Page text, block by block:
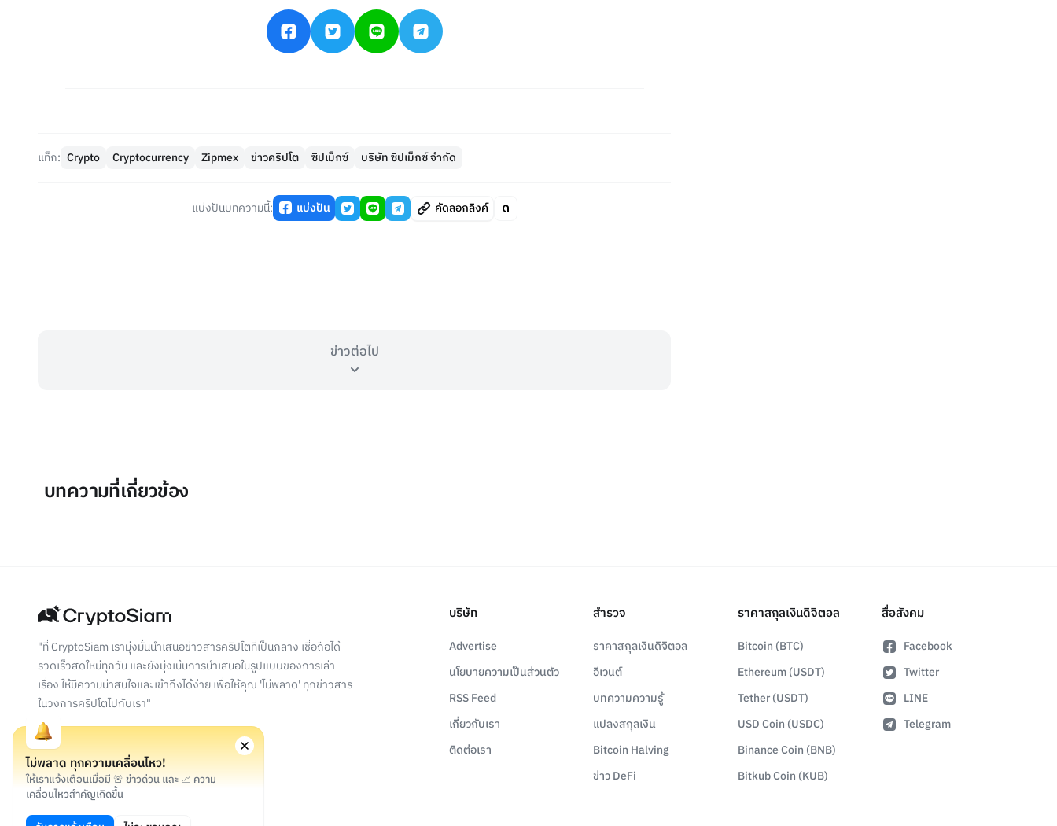
แท็ก: Crypto Cryptocurrency Zipmex ข่าวคริปโต ซิปเม็กซ์ บริษัท ซิปเม็กซ์ จำกัด
แบ่งปันบทความนี้: แบ่งปัน คัดลอกลิงค์
ข่าวต่อไป
บทความที่เกี่ยวข้อง
"ที่ CryptoSiam เรามุ่งมั่นนำเสนอข่าวสารคริปโตที่เป็นกลาง เชื่อถือได้
รวดเร็วสดใหม่ทุกวัน และยังมุ่งเน้นการนำเสนอในรูปแบบของการเล่า
เรื่อง ให้มีความน่าสนใจและเข้าถึงได้ง่าย เพื่อให้คุณ 'ไม่พลาด' ทุกข่าวสาร
ในวงการคริปโตไปกับเรา"
บริษัท
Advertise
นโยบายความเป็นส่วนตัว
RSS Feed
เกี่ยวกับเรา
ติดต่อเรา
สำรวจ
ราคาสกุลเงินดิจิตอล
อีเวนต์
บทความความรู้
แปลงสกุลเงิน
Bitcoin Halving
ข่าว DeFi
ราคาสกุลเงินดิจิตอล
Bitcoin (BTC)
Ethereum (USDT)
Tether (USDT)
USD Coin (USDC)
Binance Coin (BNB)
Bitkub Coin (KUB)
สื่อสังคม
Facebook
Twitter
LINE
Telegram
©2026สงวนลิขสิทธิ์
ไม่พลาด ทุกความเคลื่อนไหว!
ให้เราแจ้งเตือนเมื่อมี 🚨 ข่าวด่วน และ 📈 ความ
เคลื่อนไหวสำคัญเกิดขึ้น